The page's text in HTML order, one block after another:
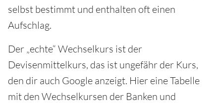
selbst bestimmt und enthalten oft einen
Aufschlag.
Der „echte“ Wechselkurs ist der
Devisenmittelkurs, das ist ungefähr der Kurs,
den dir auch Google anzeigt. Hier eine Tabelle
mit den Wechselkursen der Banken und